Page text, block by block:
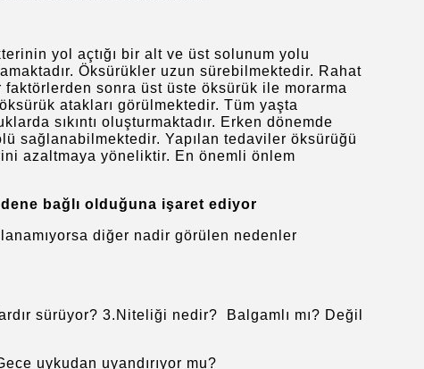
yol açtığı bir alt ve üst solunum yolu
Öksürükler uzun sürebilmektedir. Rahat
sonra üst üste öksürük ile morarma
atakları görülmektedir. Tüm yaşta
sıkıntı oluşturmaktadır. Erken dönemde
sağlanabilmektedir. Yapılan tedaviler öksürüğü
azaltmaya yöneliktir. En önemli önlem
bağlı olduğuna işaret ediyor
diğer nadir görülen nedenler
sürüyor? 3.Niteliği nedir? Balgamlı mı? Değil
uykudan uyandırıyor mu?